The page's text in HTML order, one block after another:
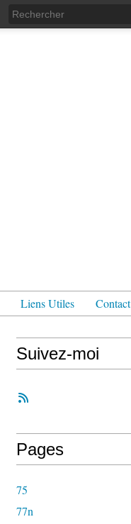
Liens Utiles Contact
Suivez-moi
Pages
75
77n